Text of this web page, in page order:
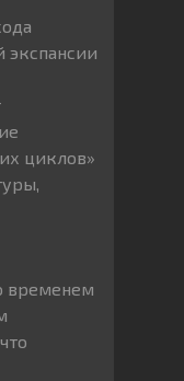
экспансии
циклов»
временем